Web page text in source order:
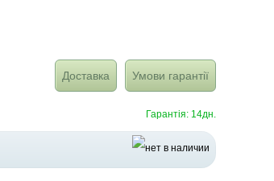
Доставка Умови гарантії
Гарантія: 14дн.